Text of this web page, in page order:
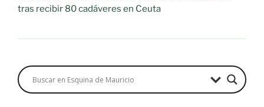
tras recibir 80 cadáveres en Ceuta